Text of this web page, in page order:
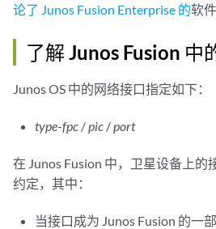
论了 Junos Fusion Enterprise 的软
了解 Junos Fusion 中
Junos OS 中的网络接口指定如下：
type-fpc / pic / port
在 Junos Fusion 中，卫星设备上的
约定，其中：
当接口成为 Junos Fusion 的一